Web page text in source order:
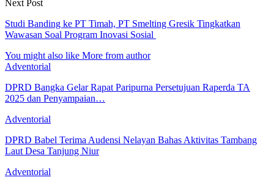
Next Post
Studi Banding ke PT Timah, PT Smelting Gresik Tingkatkan
Wawasan Soal Program Inovasi Sosial
You might also like More from author
Adventorial
DPRD Bangka Gelar Rapat Paripurna Persetujuan Raperda TA
2025 dan Penyampaian…
Adventorial
DPRD Babel Terima Audensi Nelayan Bahas Aktivitas Tambang
Laut Desa Tanjung Niur
Adventorial